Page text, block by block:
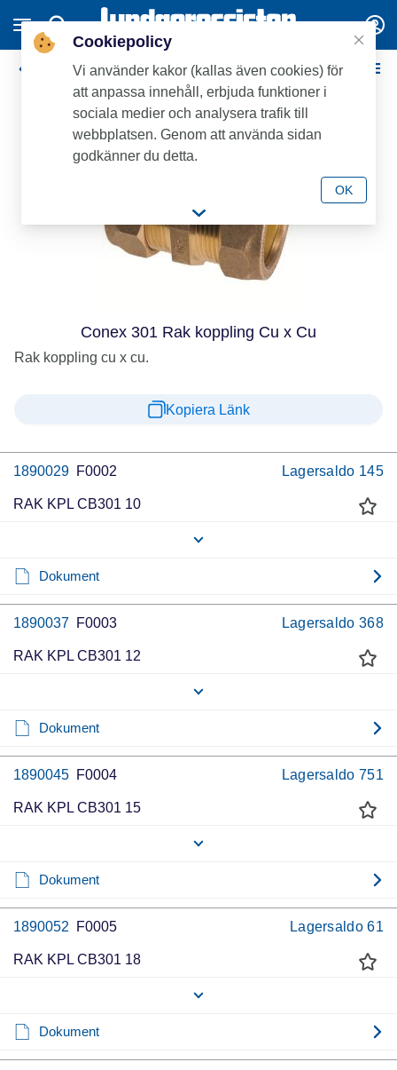
Conex Klämringskopplingar - Mässing
Conex 301 Rak koppling Cu x Cu
Rak koppling cu x cu.
Kopiera Länk
1890029 F0002 Lagersaldo 145
RAK KPL CB301 10
Dokument
1890037 F0003 Lagersaldo 368
RAK KPL CB301 12
Dokument
1890045 F0004 Lagersaldo 751
RAK KPL CB301 15
Dokument
1890052 F0005 Lagersaldo 61
RAK KPL CB301 18
Dokument
Cookiepolicy
Vi använder kakor (kallas även cookies) för
att anpassa innehåll, erbjuda funktioner i
sociala medier och analysera trafik till
webbplatsen. Genom att använda sidan
godkänner du detta.
OK